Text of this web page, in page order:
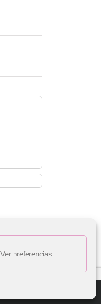
Ver preferencias